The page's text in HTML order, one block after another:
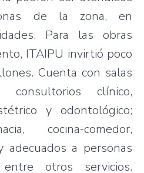
de la zona, en
Para las obras
ITAIPU invirtió poco
Cuenta con salas
consultorios clínico,
y odontológico;
cocina-comedor,
adecuados a personas
entre otros servicios.